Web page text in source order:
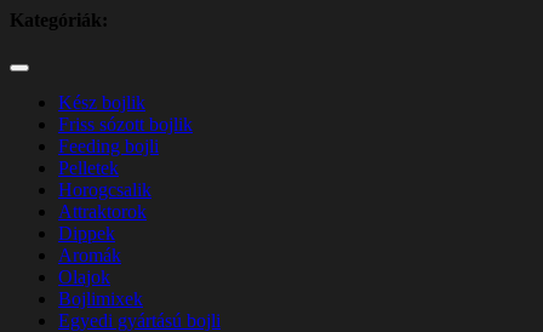
Kategóriák:
Kész bojlik
Friss sózott bojlik
Feeding bojli
Pelletek
Horogcsalik
Attraktorok
Dippek
Aromák
Olajok
Bojlimixek
Egyedi gyártású bojli